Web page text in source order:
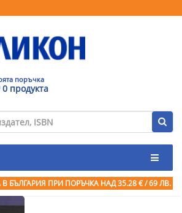
поръчка
0 продукта
БЪЛГАРИЯ ПРИ ПОРЪЧКА НАД 35.28 € / 69 ЛВ.